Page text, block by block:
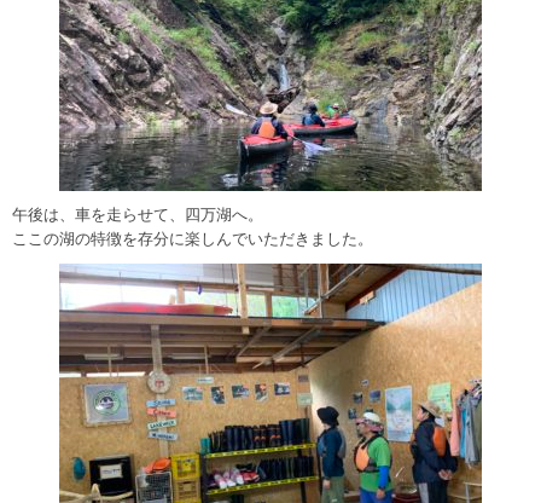
午後は、車を走らせて、四万湖へ。
ここの湖の特徴を存分に楽しんでいただきました。